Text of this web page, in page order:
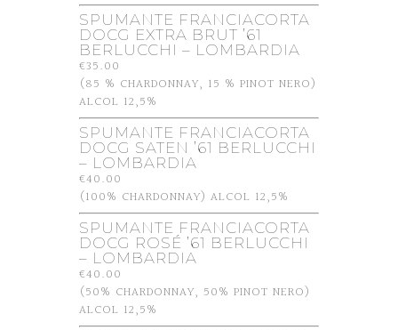
SPUMANTE FRANCIACORTA
DOCG EXTRA BRUT ’61
BERLUCCHI – LOMBARDIA
€35.00
(85 % CHARDONNAY, 15 % PINOT NERO)
ALCOL 12,5%
SPUMANTE FRANCIACORTA
DOCG SATEN ’61 BERLUCCHI
– LOMBARDIA
€40.00
(100% CHARDONNAY) ALCOL 12,5%
SPUMANTE FRANCIACORTA
DOCG ROSÉ ’61 BERLUCCHI
– LOMBARDIA
€40.00
(50% CHARDONNAY, 50% PINOT NERO)
ALCOL 12,5%